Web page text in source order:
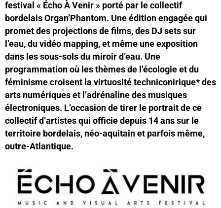
festival « Écho À Venir » porté par le collectif
bordelais Organ’Phantom. Une édition engagée qui
promet des projections de films, des DJ sets sur
l’eau, du vidéo mapping, et même une exposition
dans les sous-sols du miroir d’eau. Une
programmation où les thèmes de l’écologie et du
féminisme croisent la virtuosité techniconirique* des
arts numériques et l’adrénaline des musiques
électroniques. L’occasion de tirer le portrait de ce
collectif d’artistes qui officie depuis 14 ans sur le
territoire bordelais, néo-aquitain et parfois même,
outre-Atlantique.